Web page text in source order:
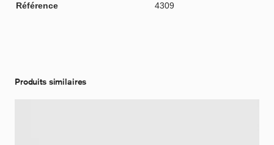
Référence
4309
Produits similaires